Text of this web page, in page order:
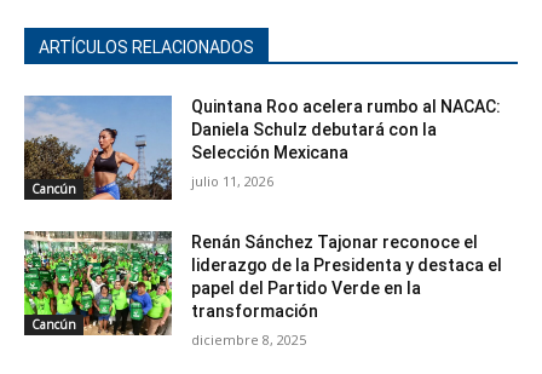
ARTÍCULOS RELACIONADOS
Cancún
Quintana Roo acelera rumbo al NACAC:
Daniela Schulz debutará con la
Selección Mexicana
julio 11, 2026
Cancún
Renán Sánchez Tajonar reconoce el
liderazgo de la Presidenta y destaca el
papel del Partido Verde en la
transformación
diciembre 8, 2025